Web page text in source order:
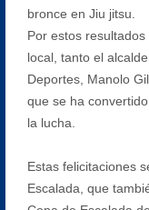
bronce en Jiu jitsu.
Por estos
local, tanto el
Deportes, Manolo
que se ha
la lucha.
Estas felicitaciones
Escalada, que